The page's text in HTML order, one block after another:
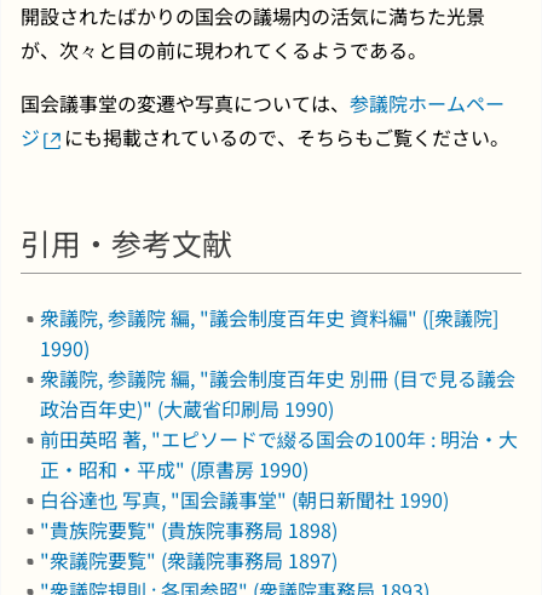
開設されたばかりの国会の議場内の活気に満ちた光景
が、次々と目の前に現われてくるようである。
国会議事堂の変遷や写真については、 参議院ホームペー
ジ
にも掲載されているので、そちらもご覧ください。
引用・参考文献
衆議院, 参議院 編, "議会制度百年史 資料編" ([衆議院]
1990)
衆議院, 参議院 編, "議会制度百年史 別冊 (目で見る議会
政治百年史)" (大蔵省印刷局 1990)
前田英昭 著, "エピソードで綴る国会の100年 : 明治・大
正・昭和・平成" (原書房 1990)
白谷達也 写真, "国会議事堂" (朝日新聞社 1990)
"貴族院要覧" (貴族院事務局 1898)
"衆議院要覧" (衆議院事務局 1897)